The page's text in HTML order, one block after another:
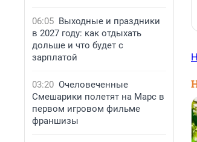
06:05 Выходные и праздники
в 2027 году: как отдыхать
дольше и что будет с
зарплатой
03:20 Очеловеченные
Смешарики полетят на Марс в
первом игровом фильме
франшизы